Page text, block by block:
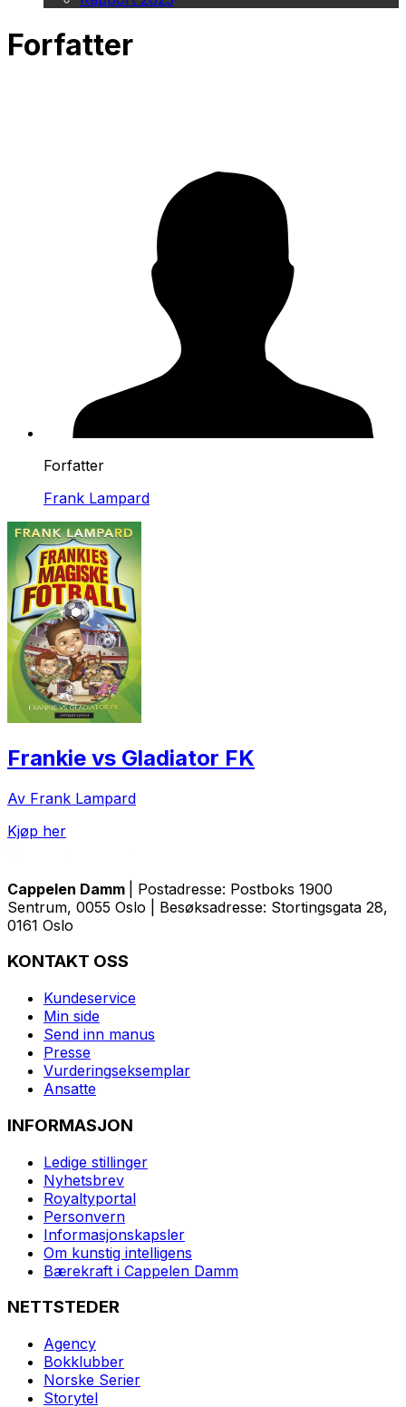
Forfatter
Forfatter
Frank Lampard
Frankie vs Gladiator FK
Av Frank Lampard
Kjøp her
Cappelen Damm
| Postadresse: Postboks 1900
Sentrum, 0055 Oslo | Besøksadresse: Stortingsgata 28,
0161 Oslo
KONTAKT OSS
Kundeservice
Min side
Send inn manus
Presse
Vurderingseksemplar
Ansatte
INFORMASJON
Ledige stillinger
Nyhetsbrev
Royaltyportal
Personvern
Informasjonskapsler
Om kunstig intelligens
Bærekraft i Cappelen Damm
NETTSTEDER
Agency
Bokklubber
Norske Serier
Storytel